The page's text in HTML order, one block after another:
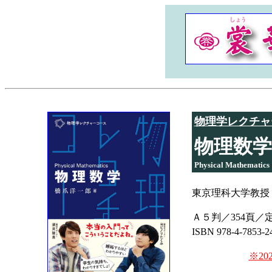
物理学レクチ
物理数学
Physical Mathematics
東京理科大学教
Ａ５判／354頁／
ISBN 978-4-7853-